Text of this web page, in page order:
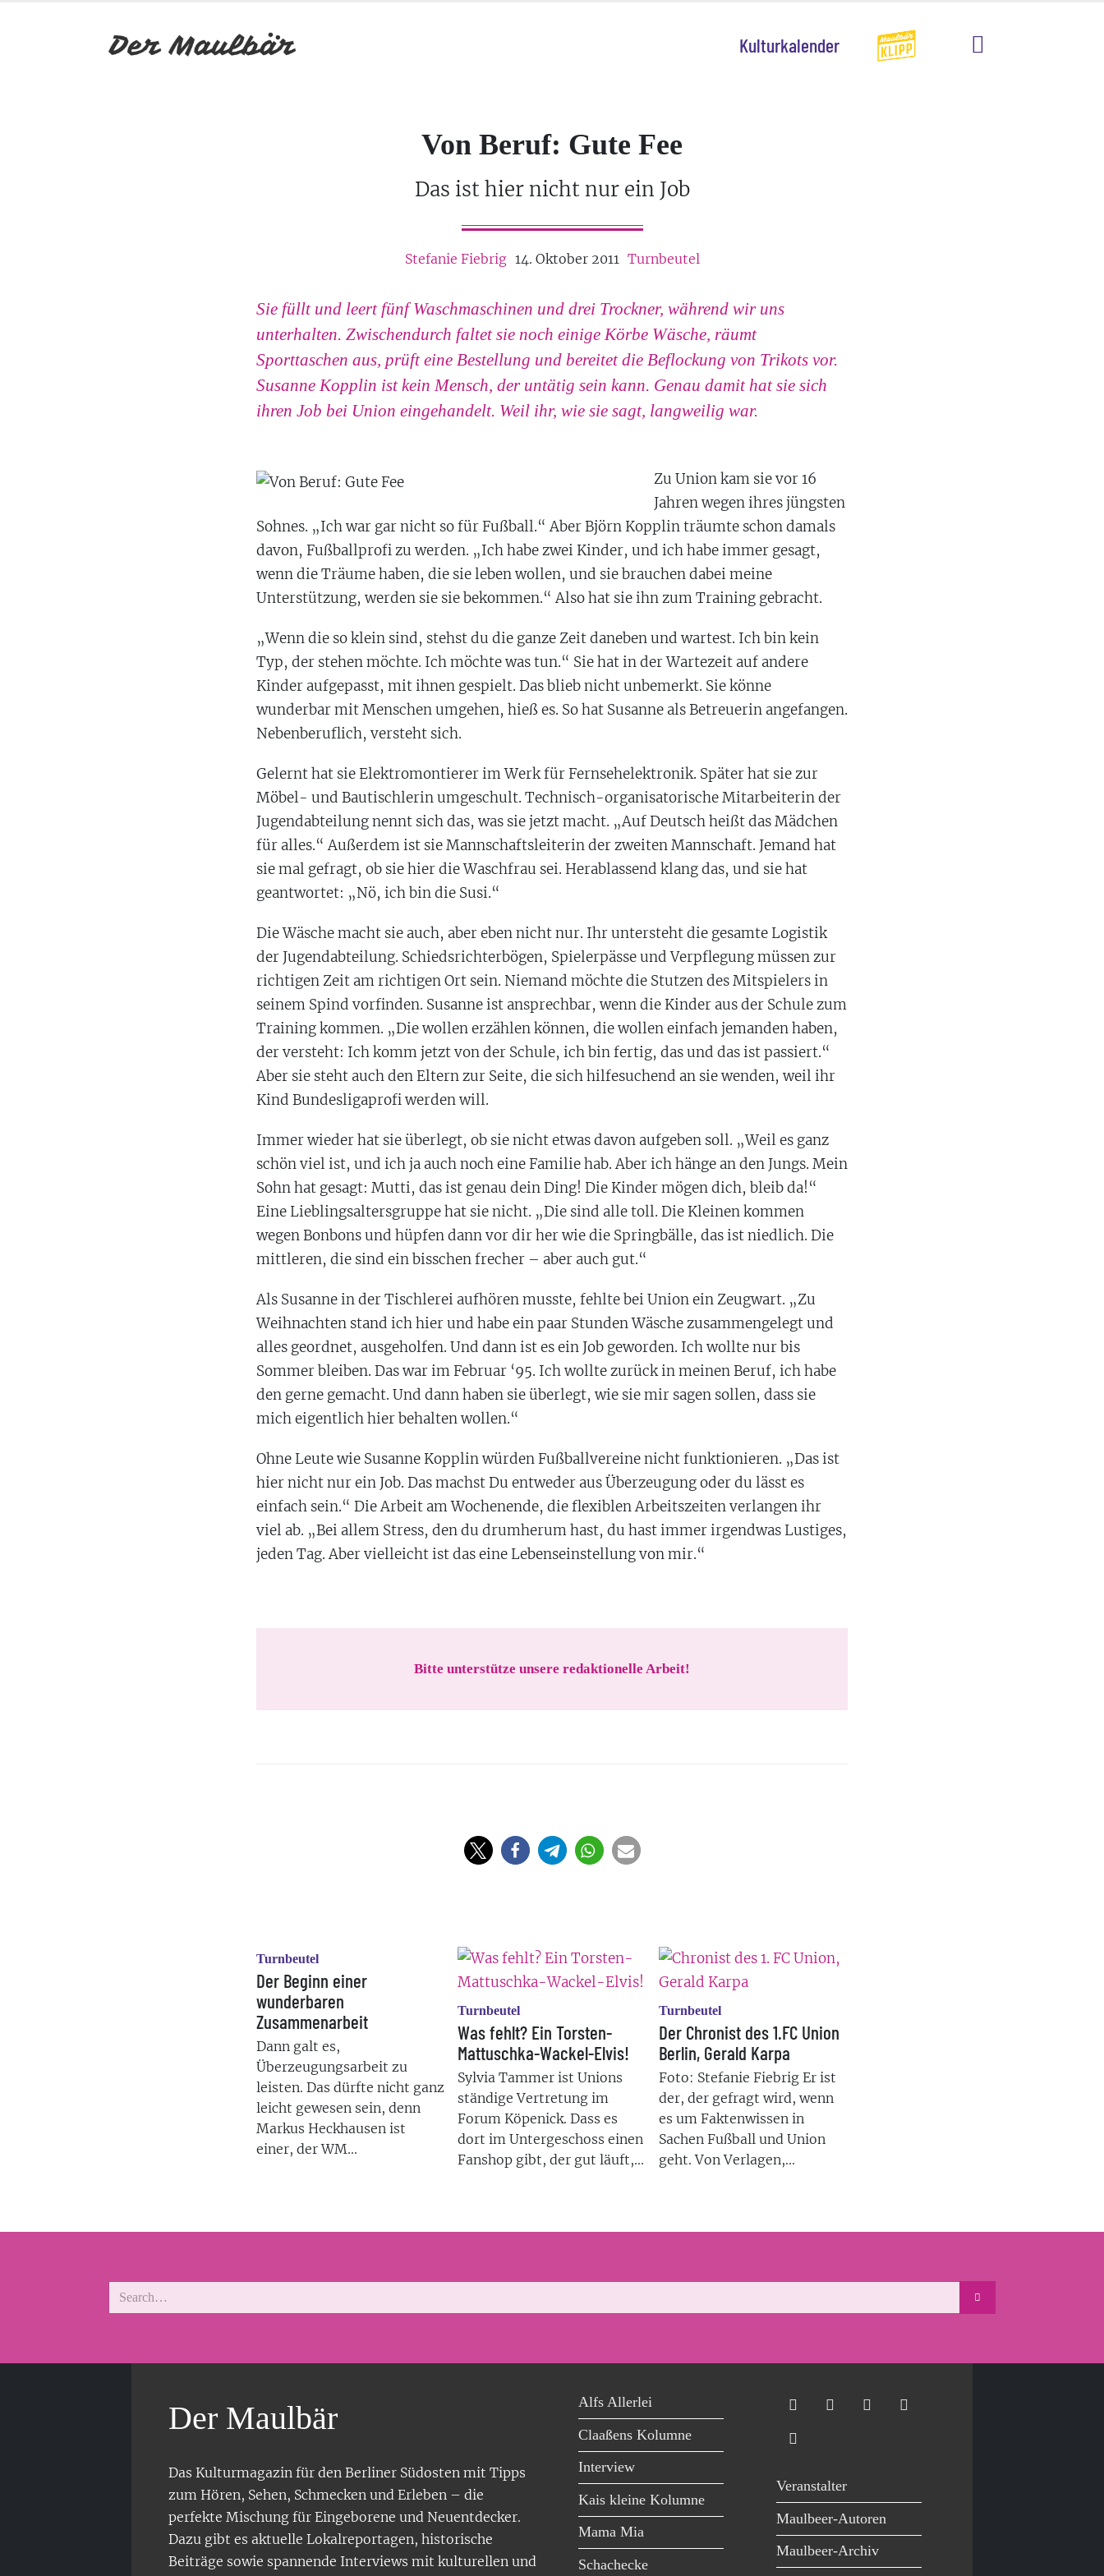
Kulturkalender
Von Beruf: Gute Fee
Das ist hier nicht nur ein Job
Stefanie Fiebrig 14. Oktober 2011 Turnbeutel
Sie füllt und leert fünf Waschmaschinen und drei Trockner, während wir uns
unterhalten. Zwischendurch faltet sie noch einige Körbe Wäsche, räumt
Sporttaschen aus, prüft eine Bestellung und bereitet die Beflockung von Trikots vor.
Susanne Kopplin ist kein Mensch, der untätig sein kann. Genau damit hat sie sich
ihren Job bei Union eingehandelt. Weil ihr, wie sie sagt, langweilig war.
Zu Union kam sie vor 16
Jahren wegen ihres jüngsten
Sohnes. „Ich war gar nicht so für Fußball.“ Aber Björn Kopplin träumte schon damals
davon, Fußballprofi zu werden. „Ich habe zwei Kinder, und ich habe immer gesagt,
wenn die Träume haben, die sie leben wollen, und sie brauchen dabei meine
Unterstützung, werden sie sie bekommen.“ Also hat sie ihn zum Training gebracht.
„Wenn die so klein sind, stehst du die ganze Zeit daneben und wartest. Ich bin kein
Typ, der stehen möchte. Ich möchte was tun.“ Sie hat in der Wartezeit auf andere
Kinder aufgepasst, mit ihnen gespielt. Das blieb nicht unbemerkt. Sie könne
wunderbar mit Menschen umgehen, hieß es. So hat Susanne als Betreuerin angefangen.
Nebenberuflich, versteht sich.
Gelernt hat sie Elektromontierer im Werk für Fernsehelektronik. Später hat sie zur
Möbel- und Bautischlerin umgeschult. Technisch-organisatorische Mitarbeiterin der
Jugendabteilung nennt sich das, was sie jetzt macht. „Auf Deutsch heißt das Mädchen
für alles.“ Außerdem ist sie Mannschaftsleiterin der zweiten Mannschaft. Jemand hat
sie mal gefragt, ob sie hier die Waschfrau sei. Herablassend klang das, und sie hat
geantwortet: „Nö, ich bin die Susi.“
Die Wäsche macht sie auch, aber eben nicht nur. Ihr untersteht die gesamte Logistik
der Jugendabteilung. Schiedsrichterbögen, Spielerpässe und Verpflegung müssen zur
richtigen Zeit am richtigen Ort sein. Niemand möchte die Stutzen des Mitspielers in
seinem Spind vorfinden. Susanne ist ansprechbar, wenn die Kinder aus der Schule zum
Training kommen. „Die wollen erzählen können, die wollen einfach jemanden haben,
der versteht: Ich komm jetzt von der Schule, ich bin fertig, das und das ist passiert.“
Aber sie steht auch den Eltern zur Seite, die sich hilfesuchend an sie wenden, weil ihr
Kind Bundesligaprofi werden will.
Immer wieder hat sie überlegt, ob sie nicht etwas davon aufgeben soll. „Weil es ganz
schön viel ist, und ich ja auch noch eine Familie hab. Aber ich hänge an den Jungs. Mein
Sohn hat gesagt: Mutti, das ist genau dein Ding! Die Kinder mögen dich, bleib da!“
Eine Lieblingsaltersgruppe hat sie nicht. „Die sind alle toll. Die Kleinen kommen
wegen Bonbons und hüpfen dann vor dir her wie die Springbälle, das ist niedlich. Die
mittleren, die sind ein bisschen frecher – aber auch gut.“
Als Susanne in der Tischlerei aufhören musste, fehlte bei Union ein Zeugwart. „Zu
Weihnachten stand ich hier und habe ein paar Stunden Wäsche zusammengelegt und
alles geordnet, ausgeholfen. Und dann ist es ein Job geworden. Ich wollte nur bis
Sommer bleiben. Das war im Februar ‘95. Ich wollte zurück in meinen Beruf, ich habe
den gerne gemacht. Und dann haben sie überlegt, wie sie mir sagen sollen, dass sie
mich eigentlich hier behalten wollen.“
Ohne Leute wie Susanne Kopplin würden Fußballvereine nicht funktionieren. „Das ist
hier nicht nur ein Job. Das machst Du entweder aus Überzeugung oder du lässt es
einfach sein.“ Die Arbeit am Wochenende, die flexiblen Arbeitszeiten verlangen ihr
viel ab. „Bei allem Stress, den du drumherum hast, du hast immer irgendwas Lustiges,
jeden Tag. Aber vielleicht ist das eine Lebenseinstellung von mir.“
Bitte unterstütze unsere redaktionelle Arbeit!
Turnbeutel
Der Beginn einer
wunderbaren
Zusammenarbeit
Dann galt es,
Überzeugungsarbeit zu
leisten. Das dürfte nicht ganz
leicht gewesen sein, denn
Markus Heckhausen ist
einer, der WM...
Turnbeutel
Was fehlt? Ein Torsten-
Mattuschka-Wackel-Elvis!
Sylvia Tammer ist Unions
ständige Vertretung im
Forum Köpenick. Dass es
dort im Untergeschoss einen
Fanshop gibt, der gut läuft,...
Turnbeutel
Der Chronist des 1.FC Union
Berlin, Gerald Karpa
Foto: Stefanie Fiebrig Er ist
der, der gefragt wird, wenn
es um Faktenwissen in
Sachen Fußball und Union
geht. Von Verlagen,...
Der Maulbär
Das Kulturmagazin für den Berliner Südosten mit Tipps
zum Hören, Sehen, Schmecken und Erleben – die
perfekte Mischung für Eingeborene und Neuentdecker.
Dazu gibt es aktuelle Lokalreportagen, historische
Beiträge sowie spannende Interviews mit kulturellen und
Alfs Allerlei
Claaßens Kolumne
Interview
Kais kleine Kolumne
Mama Mia
Schachecke
Veranstalter
Maulbeer-Autoren
Maulbeer-Archiv